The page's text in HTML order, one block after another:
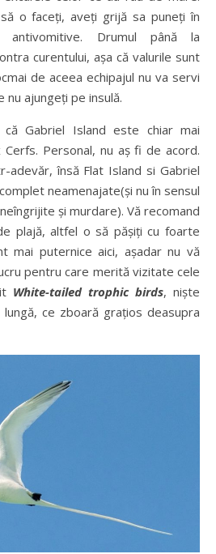
o faceți, aveți grijă sa puneți în
antivomitive. Drumul până la
curentului, așa că valurile sunt
de aceea echipajul nu va servi
nu ajungeți pe insulă.
Gabriel Island este chiar mai
Personal, nu aș fi de acord.
adevăr, însă Flat Island si Gabriel
neamenajate(și nu în sensul
și murdare). Vă recomand
plajă, altfel o să pășiți cu foarte
mai puternice aici, așadar nu vă
pentru care merită vizitate cele
White-tailed trophic birds, niște
ce zboară grațios deasupra